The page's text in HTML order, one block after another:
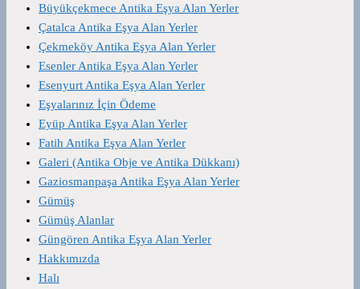
Büyükçekmece Antika Eşya Alan Yerler
Çatalca Antika Eşya Alan Yerler
Çekmeköy Antika Eşya Alan Yerler
Esenler Antika Eşya Alan Yerler
Esenyurt Antika Eşya Alan Yerler
Eşyalarınız İçin Ödeme
Eyüp Antika Eşya Alan Yerler
Fatih Antika Eşya Alan Yerler
Galeri (Antika Obje ve Antika Dükkanı)
Gaziosmanpaşa Antika Eşya Alan Yerler
Gümüş
Gümüş Alanlar
Güngören Antika Eşya Alan Yerler
Hakkımızda
Halı